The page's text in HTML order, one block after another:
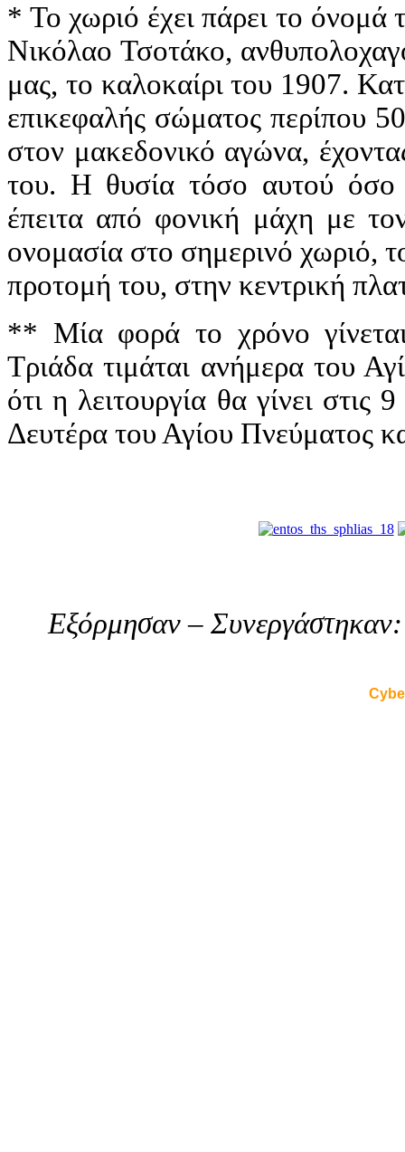
* Το χωριό έχει πάρει το
Νικόλαο Τσοτάκο,
μας, το καλοκαίρι του 1907.
επικεφαλής σώματος περίπου
στον μακεδονικό αγώνα,
του. Η θυσία τόσο αυτού
έπειτα από φονική μάχη με
ονομασία στο σημερινό χωριό,
προτομή του, στην κεντρική
** Μία φορά το χρόνο
Τριάδα τιμάται ανήμερα του
ότι η λειτουργία θα γίνει
Δευτέρα του Αγίου Πνεύματος
Εξόρμησαν –